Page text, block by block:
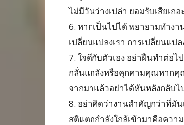
ไม่มีวันว่างเปล่า ยอมรับเสียเถอะ
6. หากเป็นไปได้ พยายามทำง
เปลี่ยนแปลงเรา การเปลี่ยนแป
7. ใจดีกับตัวเอง อย่าฝืนทำต่อ
กลั่นแกลังหรือคุกคามคุณหากคุ
จากมาแล้วอย่าได้หันหลังกลับไ
8. อย่าคิดว่างานสำคัญกว่าที่มัน
สติแตกกำลังใกล้เข้ามาคือควา